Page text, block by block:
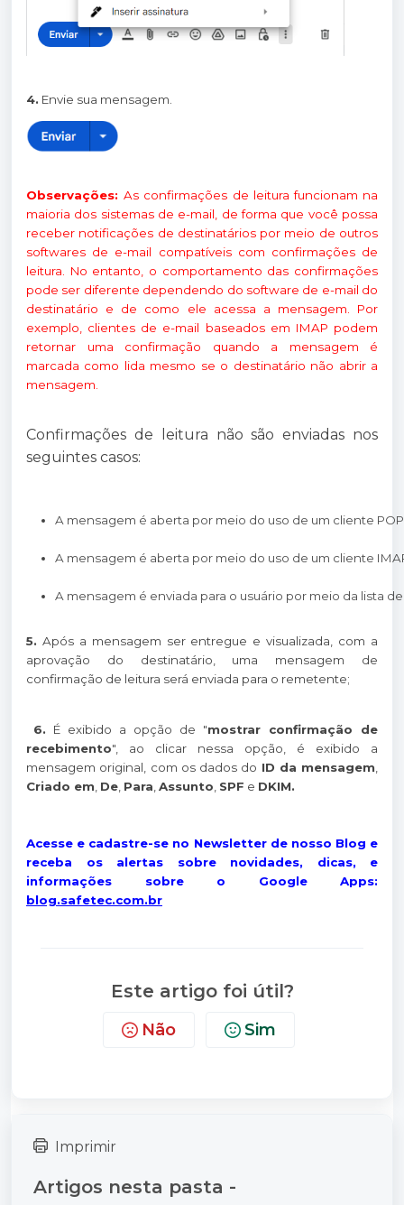
4. Envie sua mensagem.
Observações:As confirmações de leitura funcionam na
maioria dos sistemas de e-mail, de forma que você possa
receber notificações de destinatários por meio de outros
softwares de e-mail compatíveis com confirmações de
leitura. No entanto, o comportamento das confirmações
pode ser diferente dependendo do software de e-mail do
destinatário e de como ele acessa a mensagem. Por
exemplo, clientes de e-mail baseados em IMAP podem
retornar uma confirmação quando a mensagem é
marcada como lida mesmo se o destinatário não abrir a
mensagem.
Confirmações de leitura não são enviadas nos
seguintes casos:
A mensagem é aberta por meio do uso de um cliente
A mensagem é aberta por meio do uso de um cliente
A mensagem é enviada para o usuário por meio da lista
5. Após a mensagem ser entregue e visualizada, com a
aprovação do destinatário, uma mensagem de
confirmação de leitura será enviada para o remetente;
6. É exibido a opção de "mostrar confirmação de
recebimento", ao clicar nessa opção, é exibido a
mensagem original, com os dados do ID da mensagem
Criado em De Para Assunto SPF e DKIM.
Acesse e cadastre-se no Newsletter de nosso Blog e
receba os alertas sobre novidades, dicas, e
informações sobre o Google Apps:
blog.safetec.com.br
Este artigo foi útil?
Não Sim
Imprimir
Artigos nesta pasta -